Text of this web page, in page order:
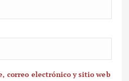
correo electrónico y sitio web